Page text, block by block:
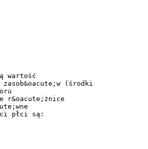
wartość
(środki
r&oacute;żnice
płci są: